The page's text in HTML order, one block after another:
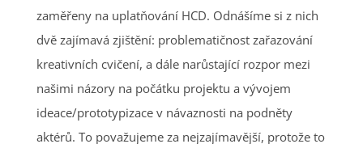
zaměřeny na uplatňování HCD. Odnášíme si z nich
dvě zajímavá zjištění: problematičnost zařazování
kreativních cvičení, a dále narůstající rozpor mezi
našimi názory na počátku projektu a vývojem
ideace/prototypizace v návaznosti na podněty
aktérů. To považujeme za nejzajímavější, protože to